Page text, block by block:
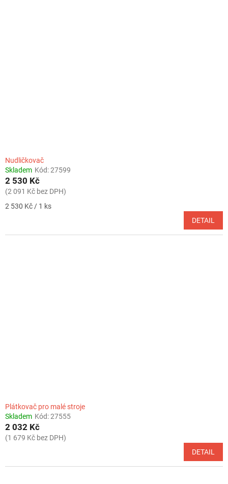
Nudličkovač
Skladem Kód:27599
2 530 Kč
(2 091 Kč bez DPH)
Měrná
2 530 Kč / 1 ks
DETAIL
Plátkovač pro malé stroje
Skladem Kód:27555
2 032 Kč
(1 679 Kč bez DPH)
DETAIL